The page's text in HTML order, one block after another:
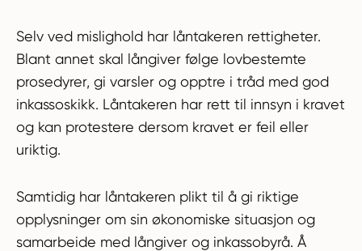
Selv ved mislighold har låntakeren rettigheter.
Blant annet skal långiver følge lovbestemte
prosedyrer, gi varsler og opptre i tråd med god
inkassoskikk. Låntakeren har rett til innsyn i kravet
og kan protestere dersom kravet er feil eller
uriktig.
Samtidig har låntakeren plikt til å gi riktige
opplysninger om sin økonomiske situasjon og
samarbeide med långiver og inkassobyrå. Å